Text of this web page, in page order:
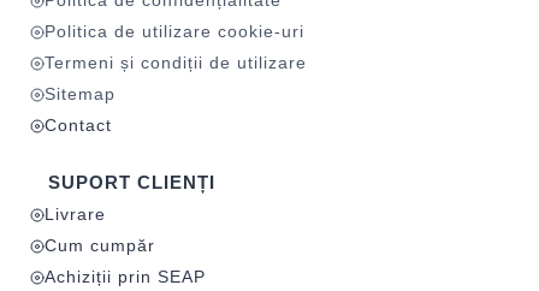
Politica de utilizare cookie-uri
Termeni și condiții de utilizare
Sitemap
Contact
SUPORT CLIENȚI
Livrare
Cum cumpăr
Achiziții prin SEAP